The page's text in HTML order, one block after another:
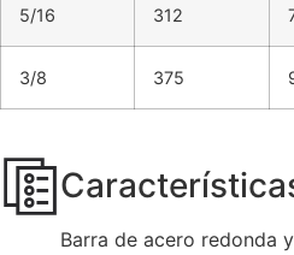
5/16 312
3/8 375
Barra de acero redonda